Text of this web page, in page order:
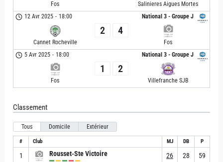
Fos
Salinieres Aigues Mortes
National 3 - Groupe J
12 Avr 2025 - 18:00
Cannet Rocheville
2 4
Fos
National 3 - Groupe J
5 Avr 2025 - 18:00
Fos
1 2
Villefranche SJB
Classement
Tous Domicile Extérieur
# Club MJ DB P
1 Rousset-Ste Victoire 26 28 59